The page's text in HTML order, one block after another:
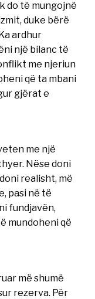
do të mungojnë
duke bërë
ardhur
një bilanc të
me njeriun
që ta mbani
gjërat e
me një
Nëse doni
realisht, më
pasi në të
fundjavën,
mundoheni që
më shumë
rezerva. Për